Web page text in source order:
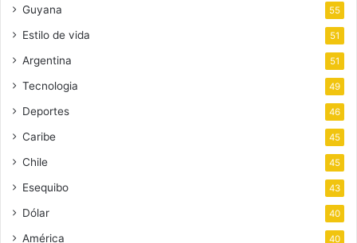
Guyana 55
Estilo de vida 51
Argentina 51
Tecnologia 49
Deportes 46
Caribe 45
Chile 45
Esequibo 43
Dólar 40
América 40